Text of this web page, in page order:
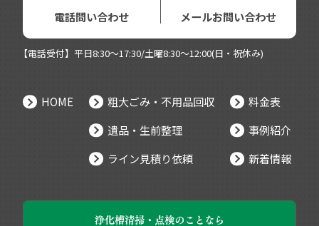
電話問い合わせ メールお問い合わせ
【電話受付】平日8:30～17:30/土曜8:30～12:00(日・祝休み)
HOME
粗大ごみ・不用品回収
遺品・生前整理
ライン見積り依頼
料金表
事例紹介
新着情報